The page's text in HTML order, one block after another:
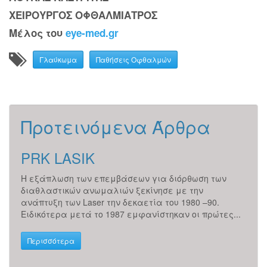
ΧΕΙΡΟΥΡΓΟΣ ΟΦΘΑΛΜΙΑΤΡΟΣ
Μέλος του eye-med.gr
Γλαύκωμα Παθήσεις Οφθαλμών
Προτεινόμενα Άρθρα
PRK LASIK
Η εξάπλωση των επεμβάσεων για διόρθωση των
διαθλαστικών ανωμαλιών ξεκίνησε με την
ανάπτυξη των Laser την δεκαετία του 1980 –90.
Ειδικότερα μετά το 1987 εμφανίστηκαν οι πρώτες...
Περισσότερα